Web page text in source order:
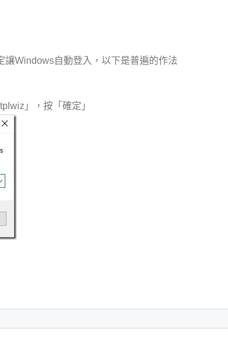
Windows自動登入，以下是普遍的作法
」，按「確定」